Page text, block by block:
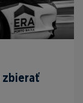
zbierať